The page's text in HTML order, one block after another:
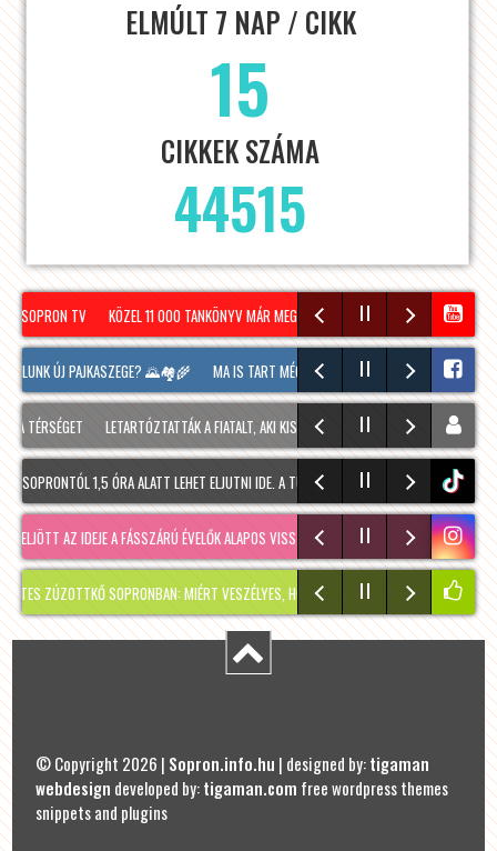
ELMÚLT 7 NAP / CIKK
15
CIKKEK SZÁMA
44515
SOPRON TV KÖZEL 11 000 TANKÖNYV MÁR MEGÉRKEZETT SOPRONBA A KÖVETKEZŐ
ÚJ PAJKASZEGE? 🌄🏘️🌾 MA IS TART MÉG A SOPRONI BORÜNNEP, 20
TÉRSÉGET LETARTÓZTATTÁK A FIATALT, AKI KIS HÍJÁN MEGÖLT EGY 28 ÉVES FÉRFIT
1,5 ÓRA ALATT LEHET ELJUTNI IDE. A TÚRA A PREINER GSCHEID PARKOLÓBÓL
tiktok
AZ IDEJE A FÁSSZÁRÚ ÉVELŐK ALAPOS VISSZAVÁ… RÉGMÚLT KIRAKATA, AMÉLIE
ZÚZOTTKŐ SOPRONBAN: MIÉRT VESZÉLYES, HOGYAN KERÜLHETETT IDE, ÉS MIKOR
© Copyright 2026 | Sopron.info.hu | designed by:tigaman
webdesign developed by:tigaman.com free wordpress themes
snippets and plugins